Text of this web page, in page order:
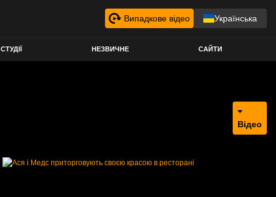
Випадкове відео Українська
СТУДІЇ НЕЗВИЧНЕ САЙТИ
Відео